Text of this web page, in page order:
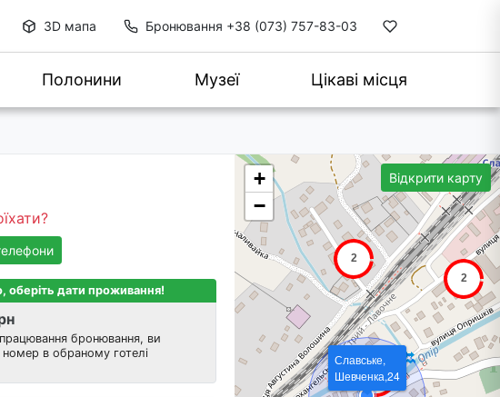
3D мапа Бронювання +38 (073) 757-83-03
Полонини Музеї Цікаві місця
оберіть дати проживання!
бронювання, ви
в обраному готелі
Відкрити карту
Славське,
Шевченка,24
+
−